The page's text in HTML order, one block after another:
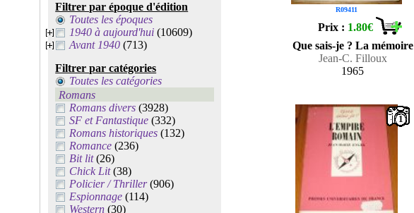
Filtrer par époque d'édition
Toutes les époques
1940 à aujourd'hui (10609)
Avant 1940 (713)
Filtrer par catégories
Toutes les catégories
Romans
Romans divers (3928)
SF et Fantastique (332)
Romans historiques (132)
Romance (236)
Bit lit(26)
Chick Lit(38)
Policier / Thriller(906)
Espionnage (114)
Western (30)
R09411
Prix : 1.80€
Que sais-je ? La mémoire
Jean-C. Filloux
1965
1